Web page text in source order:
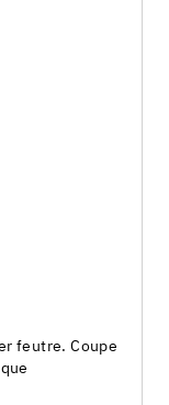
feutre. Coupe